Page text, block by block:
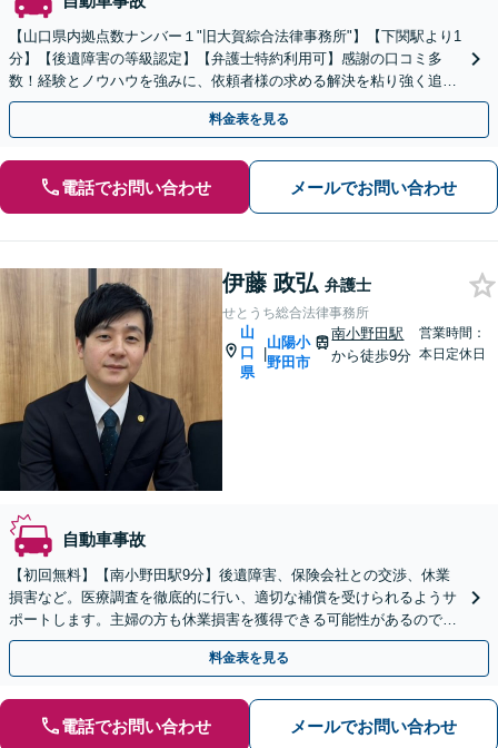
【山口県内拠点数ナンバー１"旧大賀綜合法律事務所"】【下関駅より1
分】【後遺障害の等級認定】【弁護士特約利用可】感謝の口コミ多
数！経験とノウハウを強みに、依頼者様の求める解決を粘り強く追求
します【休日夜間の相談(要予約)】【当日相談】
料金表を見る
電話でお問い合わせ メールでお問い合わせ
伊藤 政弘 弁護士
せとうち総合法律事務所
山
口
県
|
山陽小
野田市
南小野田駅
から徒歩9分
営業時間：
本日定休日
自動車事故
【初回無料】【南小野田駅9分】後遺障害、保険会社との交渉、休業
損害など。医療調査を徹底的に行い、適切な補償を受けられるようサ
ポートします。主婦の方も休業損害を獲得できる可能性があるので、
一度弁護士にご相談ください【オンライン面談OK】
料金表を見る
電話でお問い合わせ メールでお問い合わせ